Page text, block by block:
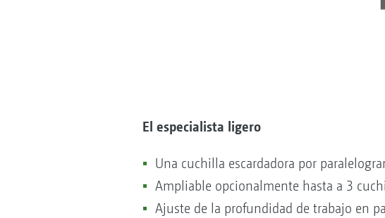
El especialista ligero
Una cuchilla escardadora por
Ampliable opcionalmente hasta a 3
Ajuste de la profundidad de trabajo en